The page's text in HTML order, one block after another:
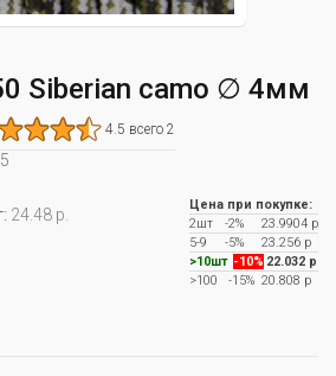
Siberian camo ∅ 4мм
4.5 всего 2
24.48 р.
Цена при покупке:
2шт
-2%
23.9904 р
5-9
-5%
23.256 р
>10шт -10% 22.032 р
>100
-15% 20.808 р